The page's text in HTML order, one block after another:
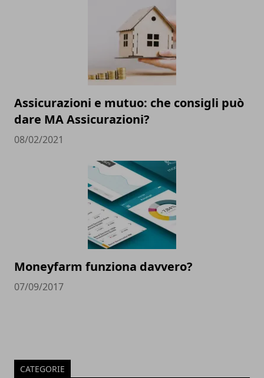
Assicurazioni e mutuo: che consigli può
dare MA Assicurazioni?
08/02/2021
Moneyfarm funziona davvero?
07/09/2017
CATEGORIE